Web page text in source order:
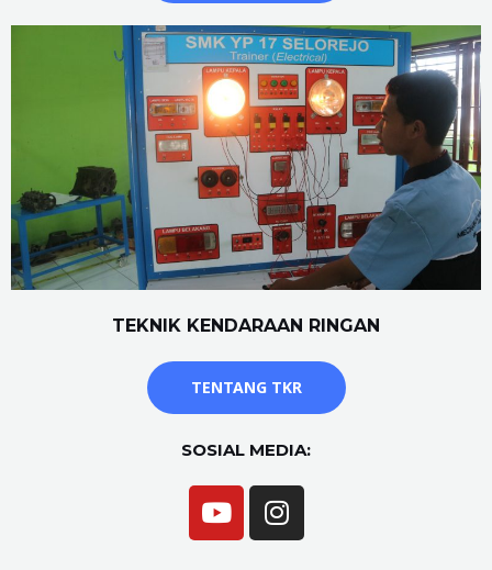
TEKNIK KENDARAAN RINGAN
TENTANG TKR
SOSIAL MEDIA: